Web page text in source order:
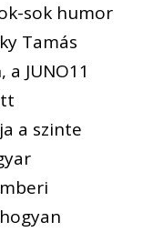
sok humor
Tamás
JUNO11
a szinte